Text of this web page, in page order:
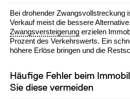
Bei drohender Zwangsvollstreckung
Verkauf meist die bessere
Zwangsversteigerung erzielen
Prozent des Verkehrswerts. Ein
höhere Erlöse bringen und die
Häufige Fehler beim
Sie diese vermeiden